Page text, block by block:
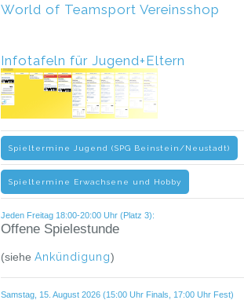
World of Teamsport Vereinsshop
Infotafeln für Jugend+Eltern
Spieltermine Jugend (SPG Beinstein/Neustadt)
Spieltermine Erwachsene und Hobby
Jeden Freitag 18:00-20:00 Uhr (Platz 3):
Offene Spielestunde
(siehe Ankündigung)
Samstag, 15. August 2026 (15:00 Uhr Finals, 17:00 Uhr Fest)